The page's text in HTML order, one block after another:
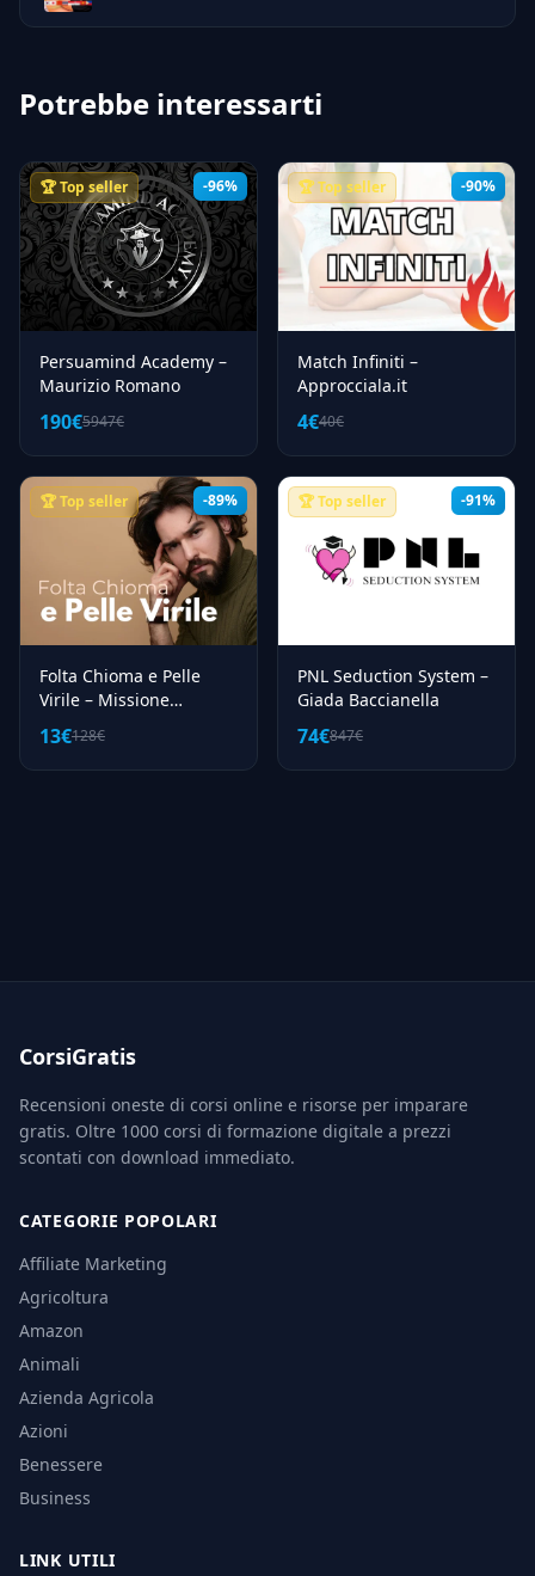
Potrebbe interessarti
-96%
🏆 Top seller
Persuamind Academy –
Maurizio Romano
190€5947€
-90%
🏆 Top seller
Match Infiniti –
Approcciala.it
4€40€
-89%
🏆 Top seller
Folta Chioma e Pelle
Virile – Missione
Benessere (LDL)
13€128€
-91%
🏆 Top seller
PNL Seduction System –
Giada Baccianella
74€847€
CorsiGratis
Recensioni oneste di corsi online e risorse per imparare
gratis. Oltre 1000 corsi di formazione digitale a prezzi
scontati con download immediato.
CATEGORIE POPOLARI
Affiliate Marketing
Agricoltura
Amazon
Animali
Azienda Agricola
Azioni
Benessere
Business
LINK UTILI